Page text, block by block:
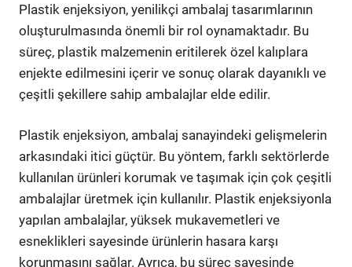
Plastik enjeksiyon, yenilikçi ambalaj tasarımlarının
oluşturulmasında önemli bir rol oynamaktadır. Bu
süreç, plastik malzemenin eritilerek özel kalıplara
enjekte edilmesini içerir ve sonuç olarak dayanıklı ve
çeşitli şekillere sahip ambalajlar elde edilir.
Plastik enjeksiyon, ambalaj sanayindeki gelişmelerin
arkasındaki itici güçtür. Bu yöntem, farklı sektörlerde
kullanılan ürünleri korumak ve taşımak için çok çeşitli
ambalajlar üretmek için kullanılır. Plastik enjeksiyonla
yapılan ambalajlar, yüksek mukavemetleri ve
esneklikleri sayesinde ürünlerin hasara karşı
korunmasını sağlar. Ayrıca, bu süreç sayesinde